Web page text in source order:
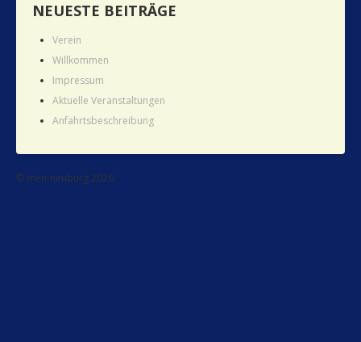
NEUESTE BEITRÄGE
Verein
Willkommen
Impressum
Aktuelle Veranstaltungen
Anfahrtsbeschreibung
© men-neuburg 2026